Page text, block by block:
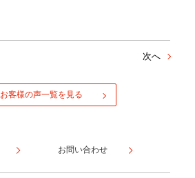
次へ
お客様の声一覧を見る
お問い合わせ